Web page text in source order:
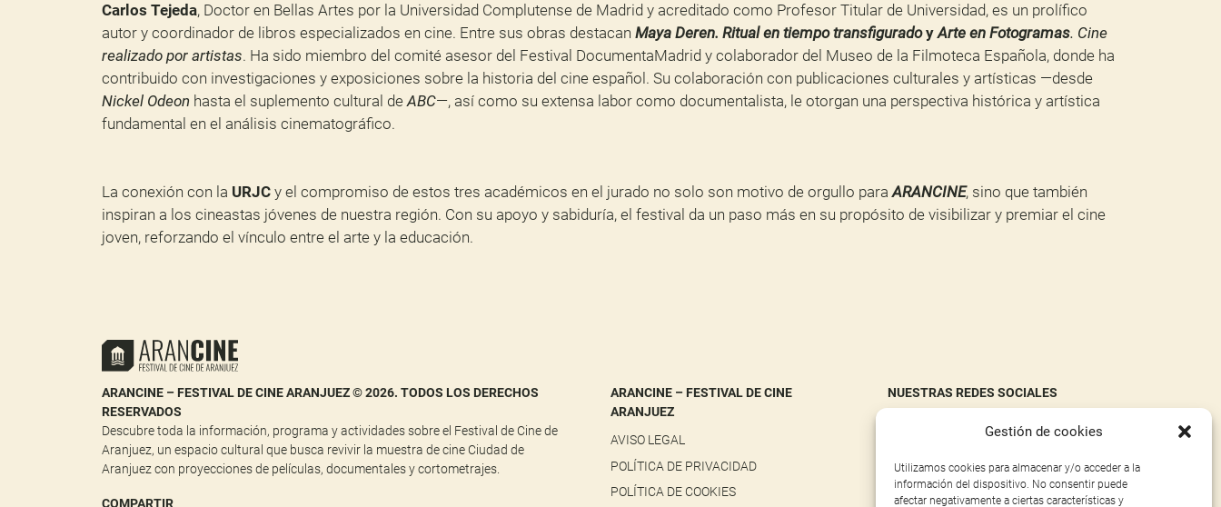
Gestión de cookies
Utilizamos cookies para almacenar y/o acceder a la
información del dispositivo. No consentir puede
afectar negativamente a ciertas características y
Carlos Tejeda, Doctor en Bellas Artes por la Universidad Complutense de Madrid y acreditado como Profesor Titular de Universidad, es un prolífico
autor y coordinador de libros especializados en cine. Entre sus obras destacan Maya Deren. Ritual en tiempo transfiguradoyArte en Fotogramas. Cine
realizado por artistas. Ha sido miembro del comité asesor del Festival DocumentaMadrid y colaborador del Museo de la Filmoteca Española, donde ha
contribuido con investigaciones y exposiciones sobre la historia del cine español. Su colaboración con publicaciones culturales y artísticas —desde
Nickel Odeon hasta el suplemento cultural de ABC—, así como su extensa labor como documentalista, le otorgan una perspectiva histórica y artística
fundamental en el análisis cinematográfico.
La conexión con la URJC y el compromiso de estos tres académicos en el jurado no solo son motivo de orgullo paraARANCINE, sino que también
inspiran a los cineastas jóvenes de nuestra región. Con su apoyo y sabiduría, el festival da un paso más en su propósito de visibilizar y premiar el cine
joven, reforzando el vínculo entre el arte y la educación.
ARANCINE – FESTIVAL DE CINE ARANJUEZ © 2026. TODOS LOS DERECHOS
RESERVADOS
Descubre toda la información, programa y actividades sobre el Festival de Cine de
Aranjuez, un espacio cultural que busca revivir la muestra de cine Ciudad de
Aranjuez con proyecciones de películas, documentales y cortometrajes.
COMPARTIR
ARANCINE – FESTIVAL DE CINE
ARANJUEZ
AVISO LEGAL
POLÍTICA DE PRIVACIDAD
POLÍTICA DE COOKIES
NUESTRAS REDES SOCIALES
FACEBOOK
INSTAGRAM
X